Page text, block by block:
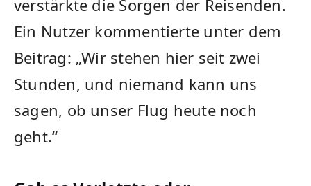
verstärkte die Sorgen der Reisenden.
Ein Nutzer kommentierte unter dem
Beitrag: „Wir stehen hier seit zwei
Stunden, und niemand kann uns
sagen, ob unser Flug heute noch
geht.“